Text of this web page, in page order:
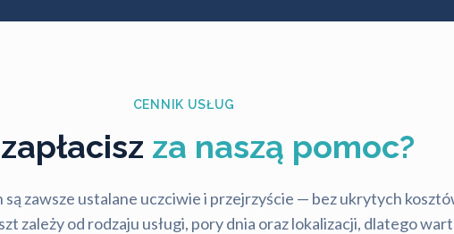
CENNIK USŁUG
za naszą pomoc?
są zawsze ustalane uczciwie i przejrzyście — bez ukrytych
zależy od rodzaju usługi, pory dnia oraz lokalizacji, dlatego